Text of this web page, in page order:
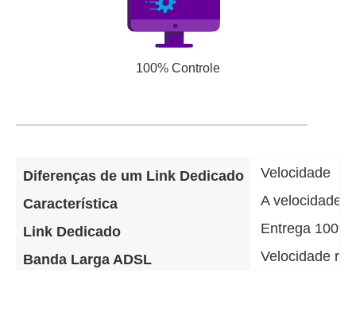
100% Controle
Diferenças de um Link Dedicado
Característica
Link Dedicado
Banda Larga ADSL
Velocidade
A velocidade
Entrega
Velocidade